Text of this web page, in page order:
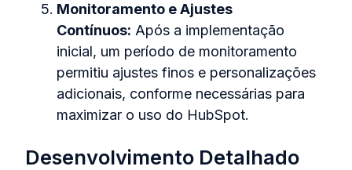
Monitoramento e Ajustes
Contínuos: Após a implementação
inicial, um período de monitoramento
permitiu ajustes finos e personalizações
adicionais, conforme necessárias para
maximizar o uso do HubSpot.
Desenvolvimento Detalhado